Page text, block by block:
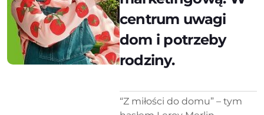
centrum uwagi
dom i potrzeby
rodziny.
“Z miłości do domu” – tym